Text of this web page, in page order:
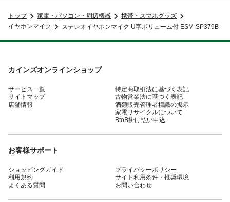
トップ 家電・パソコン・周辺機器
携帯・スマホグッズ
イヤホンマイク
ステレオイヤホンマイク U字ボリューム付 ESM-SP379B
カインズオンラインショップ
サービス一覧
サイトマップ
店舗情報
特定商取引法に基づく表記
古物営業法に基づく表記
酒類販売管理者標識の掲示
家電リサイクルについて
BtoB掛け払い申込
お客様サポート
ショッピングガイド
利用規約
よくある質問
プライバシーポリシー
サイト利用条件・推奨環境
お問い合わせ